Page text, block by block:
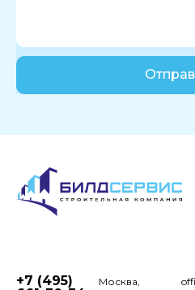
+7 (495)
Москва,